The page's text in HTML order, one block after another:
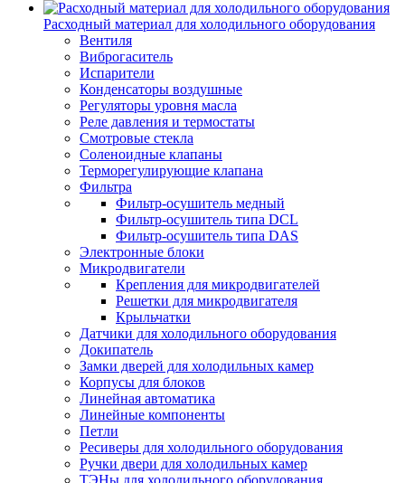
Расходный материал для холодильного оборудования
Вентиля
Виброгаситель
Испарители
Конденсаторы воздушные
Регуляторы уровня масла
Реле давления и термостаты
Смотровые стекла
Соленоидные клапаны
Терморегулирующие клапана
Фильтра
Фильтр-осушитель медный
Фильтр-осушитель типа DCL
Фильтр-осушитель типа DAS
Электронные блоки
Микродвигатели
Крепления для микродвигателей
Решетки для микродвигателя
Крыльчатки
Датчики для холодильного оборудования
Докипатель
Замки дверей для холодильных камер
Корпусы для блоков
Линейная автоматика
Линейные компоненты
Петли
Ресиверы для холодильного оборудования
Ручки двери для холодильных камер
ТЭНы для холодильного оборудования